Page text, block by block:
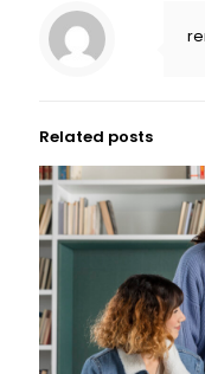
Related posts